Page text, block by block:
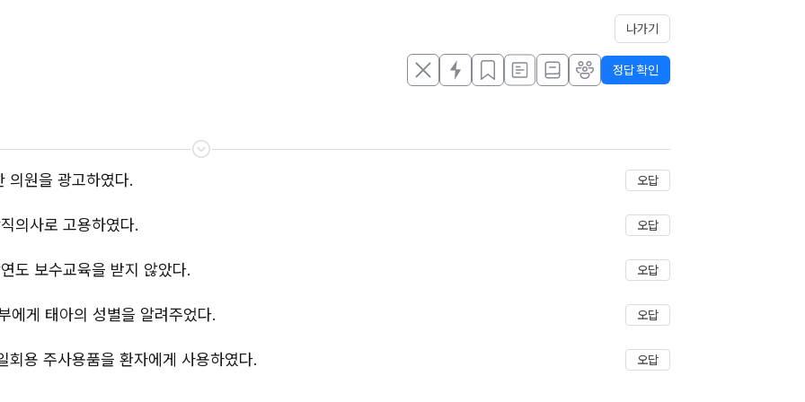
나가기
정답 확인
저장
의원을 광고하였다. 오답
의사로 고용하였다. 오답
도 보수교육을 받지 않았다. 오답
에게 태아의 성별을 알려주었다. 오답
회용 주사용품을 환자에게 사용하였다. 오답